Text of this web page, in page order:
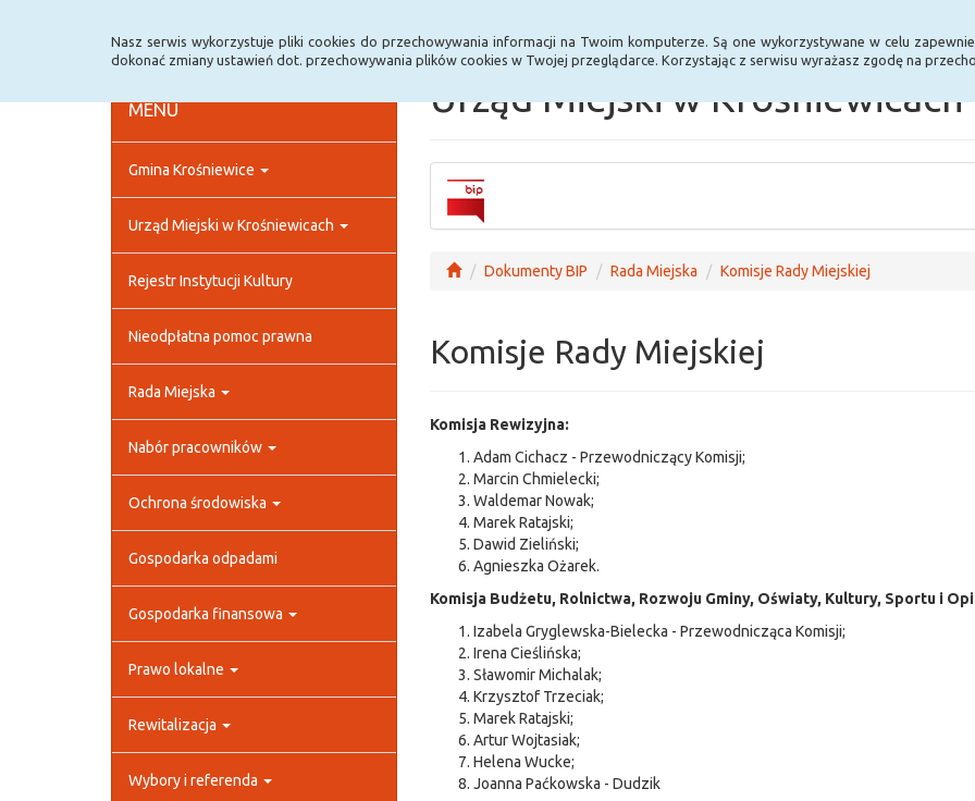
Nasz serwis wykorzystuje pliki cookies do przechowywania informacji na Twoim komputerze. Są one wykorzystywane w celu
dokonać zmiany ustawień dot. przechowywania plików cookies w Twojej przeglądarce. Korzystając z serwisu wyrażasz zgodę na
MENU
Gmina Krośniewice
Urząd Miejski w Krośniewicach
Rejestr Instytucji Kultury
Nieodpłatna pomoc prawna
Rada Miejska
Nabór pracowników
Ochrona środowiska
Gospodarka odpadami
Gospodarka finansowa
Prawo lokalne
Rewitalizacja
Wybory i referenda
Urząd Miejski w Krośniewicach
Dokumenty BIP Rada Miejska Komisje Rady Miejskiej
Komisje Rady Miejskiej
Komisja Rewizyjna:
Adam Cichacz - Przewodniczący Komisji;
Marcin Chmielecki;
Waldemar Nowak;
Marek Ratajski;
Dawid Zieliński;
Agnieszka Ożarek.
Komisja Budżetu, Rolnictwa, Rozwoju Gminy, Oświaty, Kultury, Sportu i
Izabela Gryglewska-Bielecka - Przewodnicząca Komisji;
Irena Cieślińska;
Sławomir Michalak;
Krzysztof Trzeciak;
Marek Ratajski;
Artur Wojtasiak;
Helena Wucke;
Joanna Paćkowska - Dudzik